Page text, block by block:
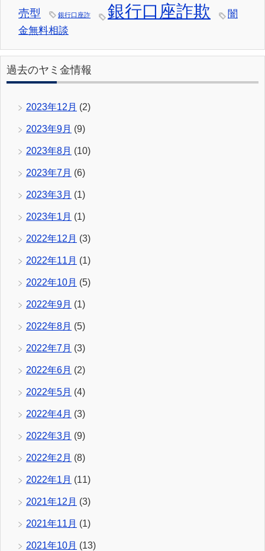
売型
銀行口座詐 銀行口座詐欺
闇
金無料相談
過去のヤミ金情報
2023年12月 (2)
2023年9月 (9)
2023年8月 (10)
2023年7月 (6)
2023年3月 (1)
2023年1月 (1)
2022年12月 (3)
2022年11月 (1)
2022年10月 (5)
2022年9月 (1)
2022年8月 (5)
2022年7月 (3)
2022年6月 (2)
2022年5月 (4)
2022年4月 (3)
2022年3月 (9)
2022年2月 (8)
2022年1月 (11)
2021年12月 (3)
2021年11月 (1)
2021年10月 (13)